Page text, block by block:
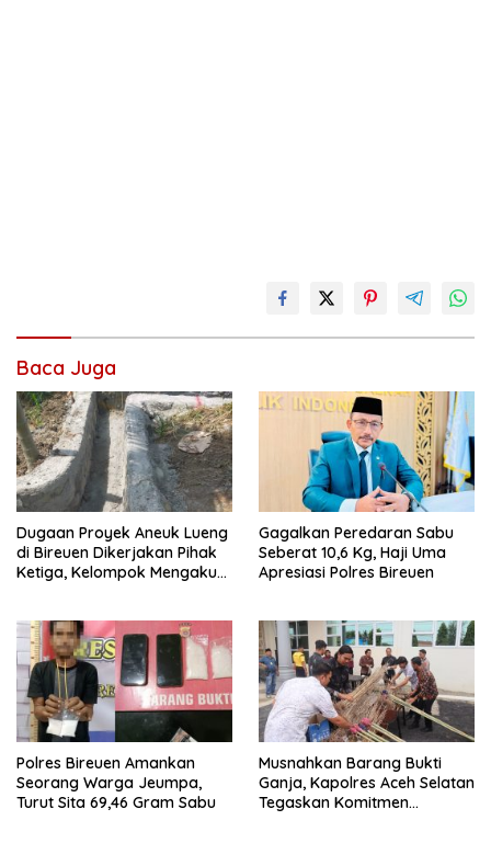
Baca Juga
Dugaan Proyek Aneuk Lueng
di Bireuen Dikerjakan Pihak
Ketiga, Kelompok Mengaku
Gagalkan Peredaran Sabu
Seberat 10,6 Kg, Haji Uma
Apresiasi Polres Bireuen
Polres Bireuen Amankan
Seorang Warga Jeumpa,
Turut Sita 69,46 Gram Sabu
Musnahkan Barang Bukti
Ganja, Kapolres Aceh Selatan
Tegaskan Komitmen